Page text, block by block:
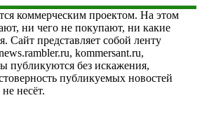
коммерческим проектом. На этом
ни чего не покупают, ни какие
Сайт представляет собой ленту
kommersant.ru,
публикуются без искажения,
публикуемых новостей
несёт.